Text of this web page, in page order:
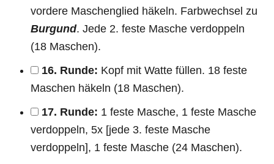
vordere Maschenglied häkeln. Farbwechsel zu
Burgund. Jede 2. feste Masche verdoppeln
(18 Maschen).
16. Runde: Kopf mit Watte füllen. 18 feste
Maschen häkeln (18 Maschen).
17. Runde: 1 feste Masche, 1 feste Masche
verdoppeln, 5x [jede 3. feste Masche
verdoppeln], 1 feste Masche (24 Maschen).